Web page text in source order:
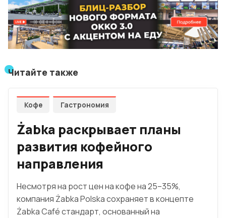
Читайте также
Кофе Гастрономия
Żabka раскрывает планы
развития кофейного
направления
Несмотря на рост цен на кофе на 25–35%,
компания Żabka Polska сохраняет в концепте
Żabka Café стандарт, основанный на